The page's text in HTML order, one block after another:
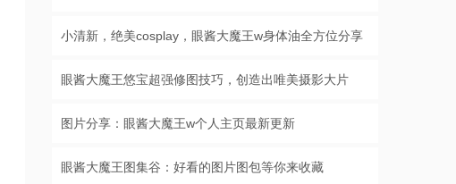
小清新，绝美cosplay，眼酱大魔王w身体油全方位分享
眼酱大魔王悠宝超强修图技巧，创造出唯美摄影大片
图片分享：眼酱大魔王w个人主页最新更新
眼酱大魔王图集谷：好看的图片图包等你来收藏